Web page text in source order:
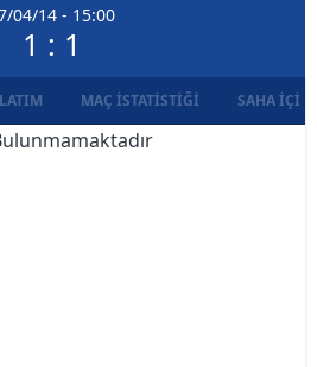
04/14 - 15:00
1 : 1
MAÇ İSTATISTIĞI SAHA İÇI